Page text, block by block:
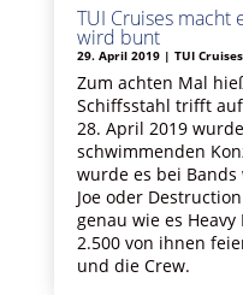
TUI Cruises macht
wird bunt
29. April 2019| TUI Cruises
Zum achten Mal
Schiffsstahl trifft auf
28. April 2019
schwimmenden
wurde es bei Bands
Joe oder
genau wie es
2.500 von ihnen
und die Crew.